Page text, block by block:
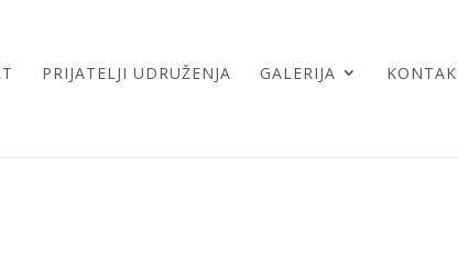
PRIJATELJI UDRUŽENJA GALERIJA